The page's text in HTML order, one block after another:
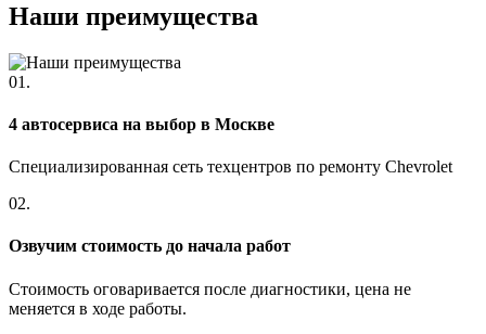
Наши преимущества
01.
4 автосервиса на выбор в Москве
Специализированная сеть техцентров по ремонту Chevrolet
02.
Озвучим стоимость до начала работ
Стоимость оговаривается после диагностики, цена не
меняется в ходе работы.